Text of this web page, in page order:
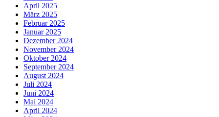
April 2025
März 2025
Februar 2025
Januar 2025
Dezember 2024
November 2024
Oktober 2024
September 2024
August 2024
Juli 2024
Juni 2024
Mai 2024
April 2024